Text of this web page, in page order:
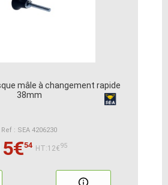
mâle à changement rapide
38mm
Ref : SEA 4206230
54 HT:12€95